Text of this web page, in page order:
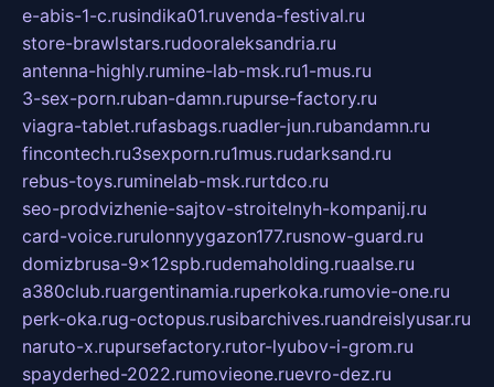
e-abis-1-c.rusindika01.ruvenda-festival.ru
store-brawlstars.rudooraleksandria.ru
antenna-highly.rumine-lab-msk.ru1-mus.ru
3-sex-porn.ruban-damn.rupurse-factory.ru
viagra-tablet.rufasbags.ruadler-jun.rubandamn.ru
fincontech.ru3sexporn.ru1mus.rudarksand.ru
rebus-toys.ruminelab-msk.rurtdco.ru
seo-prodvizhenie-sajtov-stroitelnyh-kompanij.ru
card-voice.rurulonnyygazon177.rusnow-guard.ru
domizbrusa-9x12spb.rudemaholding.ruaalse.ru
a380club.ruargentinamia.ruperkoka.rumovie-one.ru
perk-oka.rug-octopus.rusibarchives.ruandreislyusar.ru
naruto-x.rupursefactory.rutor-lyubov-i-grom.ru
spayderhed-2022.rumovieone.ruevro-dez.ru